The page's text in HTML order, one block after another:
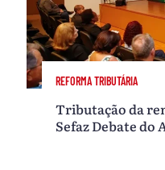
REFORMA TRIBUTÁRIA
Tributação da
Sefaz Debate do